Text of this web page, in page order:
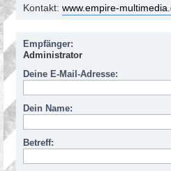
Kontakt: www.empire-
Empfänger:
Administrator
Deine E-Mail-Adresse:
Dein Name:
Betreff: